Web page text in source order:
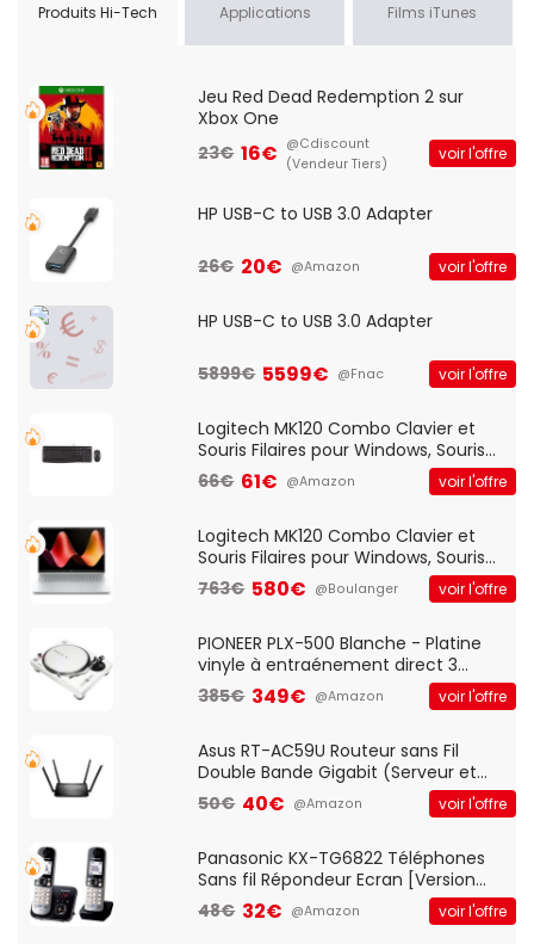
Produits Hi-Tech Applications Films iTunes
Jeu Red Dead Redemption 2 sur
Xbox One
23€ 16€ @Cdiscount
(Vendeur Tiers)
voir l'offre
HP USB-C to USB 3.0 Adapter
26€ 20€ @Amazon voir l'offre
HP USB-C to USB 3.0 Adapter
5899€ 5599€ @Fnac voir l'offre
Logitech MK120 Combo Clavier et
Souris Filaires pour Windows, Souris
Optique Filaire, Connexion USB Plug
And Play, Confortable, Taille
QWERTY UK - Noir
66€ 61€ @Amazon voir l'offre
Logitech MK120 Combo Clavier et
Souris Filaires pour Windows, Souris
Optique Filaire, Connexion USB Plug
And Play, Confortable, Taille
QWERTY UK - Noir
763€ 580€ @Boulanger voir l'offre
PIONEER PLX-500 Blanche - Platine
vinyle à entraénement direct 3
vitesses (33-45-78 trs/min) avec
pre-ampli intégré et port USB
385€ 349€ @Amazon voir l'offre
Asus RT-AC59U Routeur sans Fil
Double Bande Gigabit (Serveur et
Client VPN, Triple Vlan, Mode Point
d'accès et Bridge, contrôle Parental,
50€ 40€ @Amazon voir l'offre
Panasonic KX-TG6822 Téléphones
Sans fil Répondeur Ecran [Version
Française]
48€ 32€ @Amazon voir l'offre